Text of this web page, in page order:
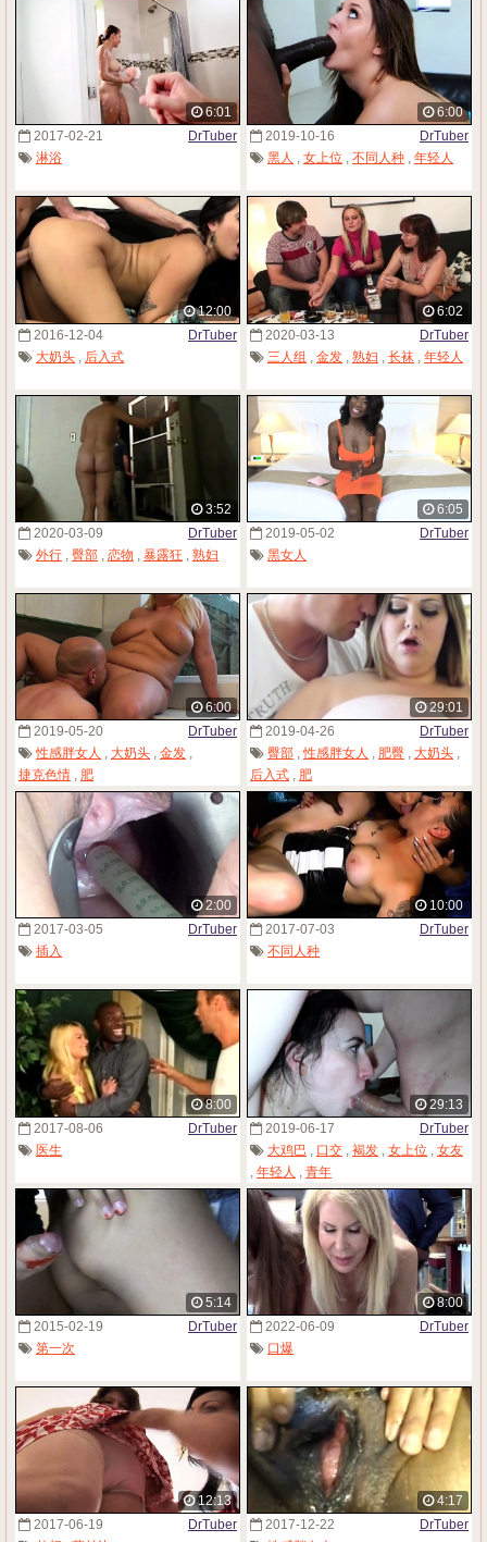
6:01
2017-02-21
DrTuber
淋浴
6:00
2019-10-16
DrTuber
黑人 , 女上位 , 不同人种 , 年轻人
12:00
2016-12-04
DrTuber
大奶头
后入式
6:02
2020-03-13
DrTuber
三人组
金发 熟妇 长袜 年轻人
3:52
2020-03-09
DrTuber
外行 , 臀部 , 恋物 , 暴露狂 , 熟妇
6:05
2019-05-02
DrTuber
黑女人
6:00
2019-05-20
DrTuber
性感胖女人 , 大奶头 , 金发 ,
捷克色情 , 肥
29:01
2019-04-26
DrTuber
臀部 ,性感胖女人 , 肥臀 , 大奶头 ,
后入式 , 肥
2:00
2017-03-05
DrTuber
插入
10:00
2017-07-03
DrTuber
不同人种
8:00
2017-08-06
DrTuber
医生
29:13
2019-06-17
DrTuber
大鸡巴
口交 褐发 女上位
女友
年轻人 青年
5:14
2015-02-19
DrTuber
第一次
8:00
2022-06-09
DrTuber
口爆
12:13
2017-06-19
DrTuber
4:17
2017-12-22
DrTuber